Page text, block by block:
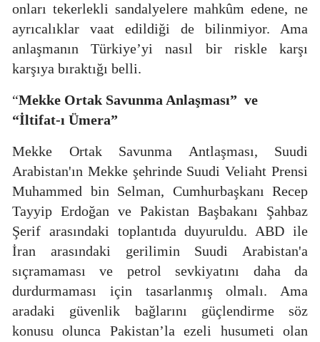
onları tekerlekli sandalyelere mahkûm edene, ne
ayrıcalıklar vaat edildiği de bilinmiyor. Ama
anlaşmanın Türkiye’yi nasıl bir riskle karşı
karşıya bıraktığı belli.
“Mekke Ortak Savunma Anlaşması” ve
“İltifat-ı Ümera”
Mekke Ortak Savunma Antlaşması, Suudi
Arabistan'ın Mekke şehrinde Suudi Veliaht Prensi
Muhammed bin Selman, Cumhurbaşkanı Recep
Tayyip Erdoğan ve Pakistan Başbakanı Şahbaz
Şerif arasındaki toplantıda duyuruldu. ABD ile
İran arasındaki gerilimin Suudi Arabistan'a
sıçramaması ve petrol sevkiyatını daha da
durdurmaması için tasarlanmış olmalı. Ama
aradaki güvenlik bağlarını güçlendirme söz
konusu olunca Pakistan’la ezeli husumeti olan